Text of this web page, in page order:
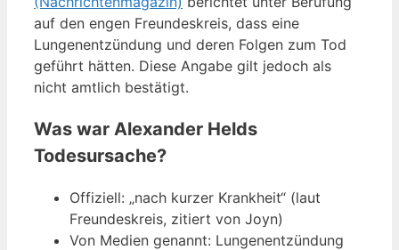
auf den engen Freundeskreis, dass eine
Lungenentzündung und deren Folgen zum Tod
geführt hätten. Diese Angabe gilt jedoch als
nicht amtlich bestätigt.
Was war Alexander Helds
Todesursache?
Offiziell: „nach kurzer Krankheit“ (laut
Freundeskreis, zitiert von Joyn)
Von Medien genannt: Lungenentzündung